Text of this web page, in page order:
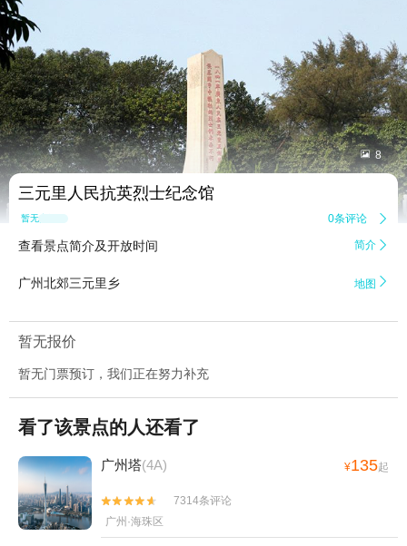
 8
三元里人民抗英烈士纪念馆
暂无点评 0条评论 
查看景点简介及开放时间 简介 
广州北郊三元里乡 地图 
暂无报价
暂无门票预订，我们正在努力补充
看了该景点的人还看了
广州塔(4A) ¥135起


7314条评论
广州·海珠区
